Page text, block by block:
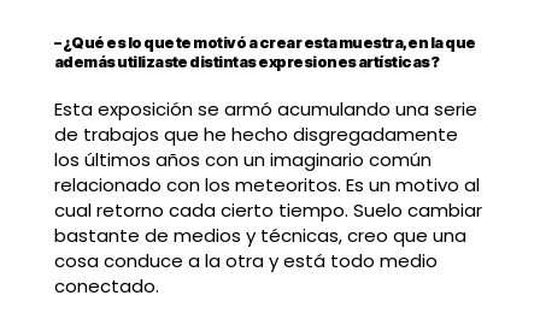
– ¿Qué es lo que te motivó a crear esta muestra, en la que
además utilizaste distintas expresiones artísticas?
Esta exposición se armó acumulando una serie
de trabajos que he hecho disgregadamente
los últimos años con un imaginario común
relacionado con los meteoritos. Es un motivo al
cual retorno cada cierto tiempo. Suelo cambiar
bastante de medios y técnicas, creo que una
cosa conduce a la otra y está todo medio
conectado.